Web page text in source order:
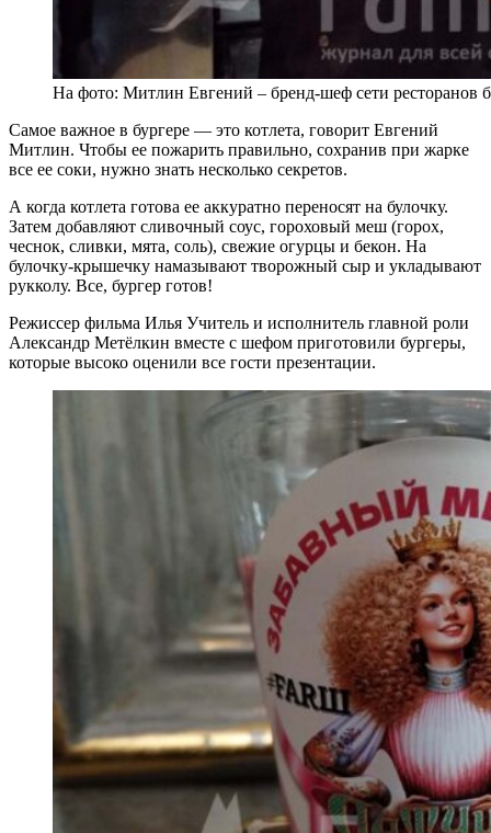
На фото: Митлин Евгений – бренд-шеф сети ресторанов
Самое важное в бургере — это котлета, говорит Евгений
Митлин. Чтобы ее пожарить правильно, сохранив при жарке
все ее соки, нужно знать несколько секретов.
А когда котлета готова ее аккуратно переносят на булочку.
Затем добавляют сливочный соус, гороховый меш (горох,
чеснок, сливки, мята, соль), свежие огурцы и бекон. На
булочку-крышечку намазывают творожный сыр и укладывают
рукколу. Все, бургер готов!
Режиссер фильма Илья Учитель и исполнитель главной роли
Александр Метёлкин вместе с шефом приготовили бургеры,
которые высоко оценили все гости презентации.